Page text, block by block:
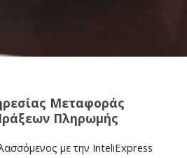
Μεταφοράς
Πληρωμής
με την InteliExpress